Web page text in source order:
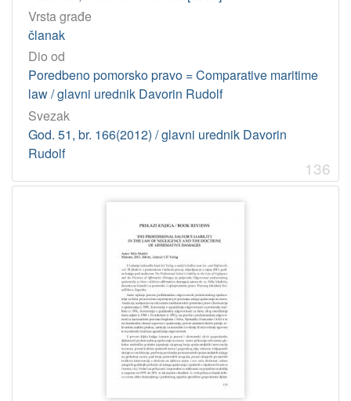
Vrsta građe
članak
Dio od
Poredbeno pomorsko pravo = Comparative maritime
law / glavni urednik Davorin Rudolf
Svezak
God. 51, br. 166(2012) / glavni urednik Davorin
Rudolf
136